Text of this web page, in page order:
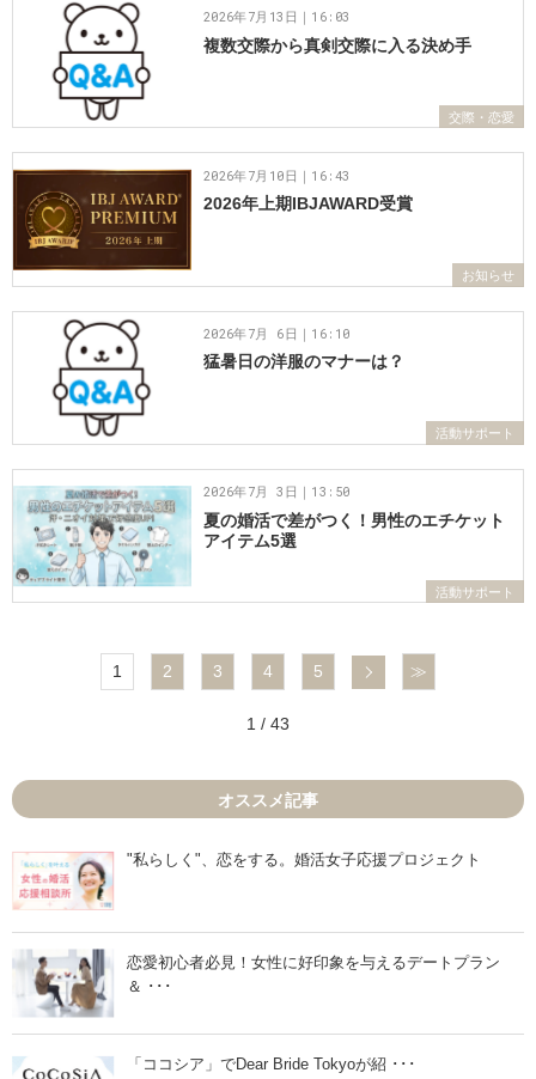
交際・恋愛
複数交際から真剣交際に入る決め手
2026年7月13日｜16:03
お知らせ
2026年上期IBJAWARD受賞
2026年7月10日｜16:43
活動サポート
猛暑日の洋服のマナーは？
2026年7月 6日｜16:10
活動サポート
夏の婚活で差がつく！男性のエチケット
アイテム5選
2026年7月 3日｜13:50
1 2 3 4 5 次へ≫
1 / 43
オススメ記事
"私らしく"、恋をする。婚活女子応援プロジェクト
恋愛初心者必見！女性に好印象を与えるデートプラン
＆ ･･･
「ココシア」でDear Bride Tokyoが紹 ･･･